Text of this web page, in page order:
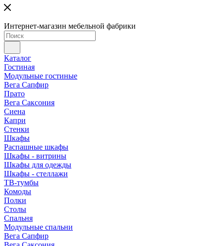
Интернет-магазин мебельной фабрики
Каталог
Гостиная
Модульные гостиные
Вега Сапфир
Прато
Вега Саксония
Сиена
Капри
Стенки
Шкафы
Распашные шкафы
Шкафы - витрины
Шкафы для одежды
Шкафы - стеллажи
ТВ-тумбы
Комоды
Полки
Столы
Спальня
Модульные спальни
Вега Сапфир